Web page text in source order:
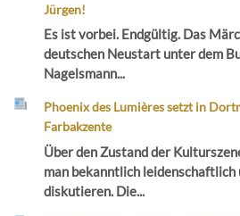
Jürgen!
Es ist vorbei. Endgültig. Das
deutschen Neustart unter dem
Nagelsmann...
Phoenix des Lumières setzt in
Farbakzente
Über den Zustand der
man bekanntlich leidenschaftlich
diskutieren. Die...